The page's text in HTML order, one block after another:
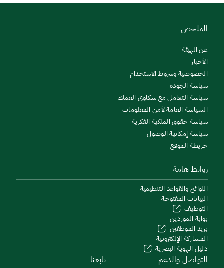
الملخص
عن الهيئة
الأخبار
الخصوصية وشروط الاستخدام
سياسة الجودة
سياسة التعامل مع شكاوى العملاء
السياسة العامة لأمن المعلومات
سياسة حقوق الملكية الفكرية
سياسة إمكانية الوصول
خريطة الموقع
روابط هامة
اللوائح والقواعد التنظيمية
البيانات المفتوحة
التوظيف
بوابة الموردين
بريد الموظفين
المشاركة الإلكترونية
دليل الهوية البصرية
التواصل والدعم تابعنا